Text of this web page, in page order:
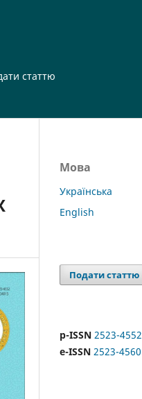
статтю
Мова
Українська
English
Подати статтю
p-ISSN 2523-4552
e-ISSN 2523-4560